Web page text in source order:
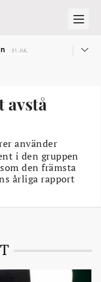
31 JUL
27 JUL
JUL
avstå
använder
i den gruppen
den främsta
årliga rapport